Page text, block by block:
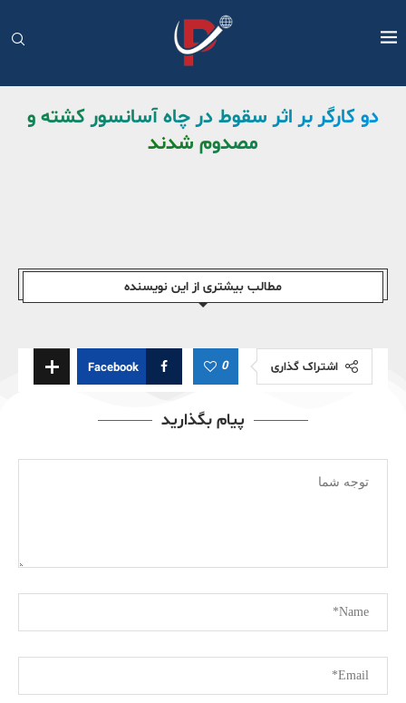
دو کارگر بر اثر سقوط در چاه آسانسور کشته و
مصدوم شدند
مطالب بیشتری از این نویسندە
اشتراک گذاری 0
Facebook
پیام بگذارید